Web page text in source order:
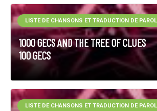
1000 GECS AND THE TREE OF CLUES
100 GECS
LISTE DE CHANSONS ET TRADUCTION DE
LISTE DE CHANSONS ET TRADUCTION DE